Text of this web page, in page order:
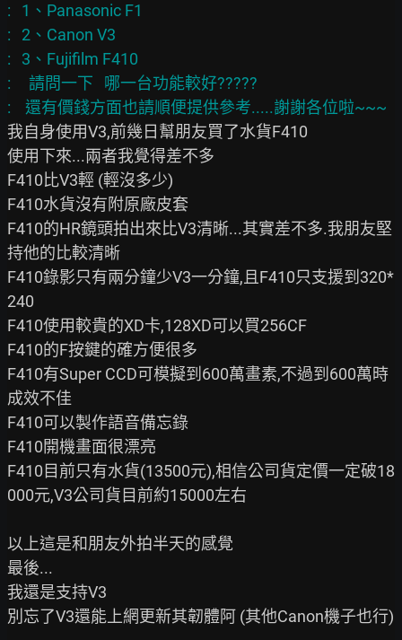
:   1、Panasonic F1
:   2、Canon V3
:   3、Fujifilm F410
:     請問一下   哪一台功能較好?????
我自身使用V3,前幾日幫朋友買了水貨F410
使用下來...兩者我覺得差不多
F410比V3輕 (輕沒多少)
F410水貨沒有附原廠皮套
F410的HR鏡頭拍出來比V3清晰...其實差不多.我朋友堅
持他的比較清晰
F410錄影只有兩分鐘少V3一分鐘,且F410只支援到320*
240
F410使用較貴的XD卡,128XD可以買256CF
F410的F按鍵的確方便很多
F410有Super CCD可模擬到600萬畫素,不過到600萬時
成效不佳
F410可以製作語音備忘錄
F410開機畫面很漂亮
F410目前只有水貨(13500元),相信公司貨定價一定破18
000元,V3公司貨目前約15000左右
以上這是和朋友外拍半天的感覺
最後...
我還是支持V3
別忘了V3還能上網更新其韌體阿 (其他Canon機子也行)